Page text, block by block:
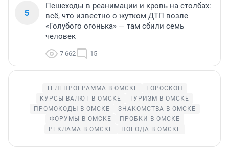
5
Пешеходы в реанимации и кровь на столбах:
всё, что известно о жутком ДТП возле
«Голубого огонька» — там сбили семь
человек
7 662 15
ТЕЛЕПРОГРАММА В ОМСКЕ
ГОРОСКОП
КУРСЫ ВАЛЮТ В ОМСКЕ
ТУРИЗМ В ОМСКЕ
ПРОМОКОДЫ В ОМСКЕ
ЗНАКОМСТВА В ОМСКЕ
ФОРУМЫ В ОМСКЕ
ПРОБКИ В ОМСКЕ
РЕКЛАМА В ОМСКЕ
ПОГОДА В ОМСКЕ